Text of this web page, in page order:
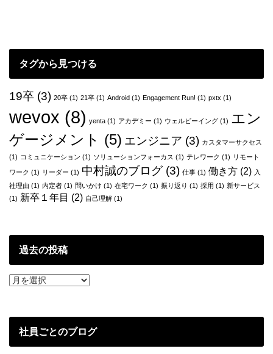
い
ゲ
ー
シ
ョ
ン
タグから見つける
19卒 (3) 20卒 (1) 21卒 (1) Android (1) Engagement Run! (1) pxtx (1)
wevox (8) yenta (1) アカデミー (1) ウェルビーイング (1) エン
ゲージメント (5) エンジニア (3) カスタマーサクセス
(1) コミュニケーション (1) ソリューションフォーカス (1) テレワーク (1) リモート
ワーク (1) リーダー (1) 中村誠のブログ(3) 仕事 (1) 働き方 (2) 入
社理由 (1) 内定者 (1) 問いかけ (1) 在宅ワーク (1) 振り返り (1) 採用 (1) 新サービス
(1) 新卒１年目 (2) 自己理解 (1)
過去の投稿
過
投
社員ごとのブログ